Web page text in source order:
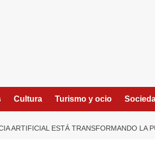
Cultura Turismo y ocio
ARTIFICIAL ESTÁ TRANSFORMANDO LA